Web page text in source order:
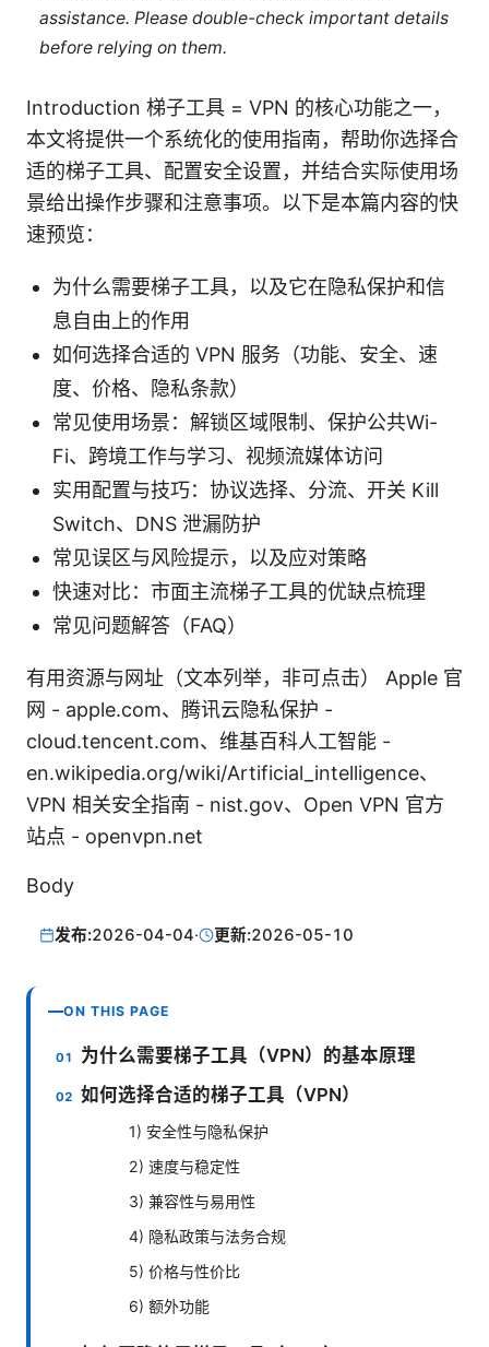
assistance. Please double-check important details
before relying on them.
Introduction 梯子工具 = VPN 的核心功能之一，
本文将提供一个系统化的使用指南，帮助你选择合
适的梯子工具、配置安全设置，并结合实际使用场
景给出操作步骤和注意事项。以下是本篇内容的快
速预览：
为什么需要梯子工具，以及它在隐私保护和信
息自由上的作用
如何选择合适的 VPN 服务（功能、安全、速
度、价格、隐私条款）
常见使用场景：解锁区域限制、保护公共Wi-
Fi、跨境工作与学习、视频流媒体访问
实用配置与技巧：协议选择、分流、开关 Kill
Switch、DNS 泄漏防护
常见误区与风险提示，以及应对策略
快速对比：市面主流梯子工具的优缺点梳理
常见问题解答（FAQ）
有用资源与网址（文本列举，非可点击） Apple 官
网 - apple.com、腾讯云隐私保护 -
cloud.tencent.com、维基百科人工智能 -
en.wikipedia.org/wiki/Artificial_intelligence、
VPN 相关安全指南 - nist.gov、Open VPN 官方
站点 - openvpn.net
Body
发布:2026-04-04· 更新:2026-05-10
ON THIS PAGE
为什么需要梯子工具（VPN）的基本原理
如何选择合适的梯子工具（VPN）
1) 安全性与隐私保护
2) 速度与稳定性
3) 兼容性与易用性
4) 隐私政策与法务合规
5) 价格与性价比
6) 额外功能